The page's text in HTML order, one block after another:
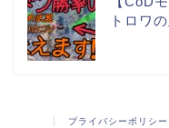
トロワ
プライバシーポリシ